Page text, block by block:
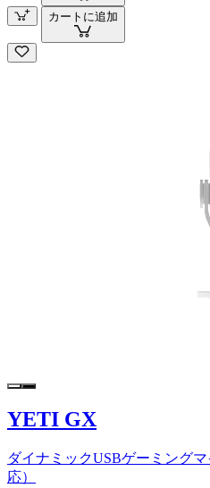
カートに追加
YETI GX
ダイナミックUSBゲーミング
応）